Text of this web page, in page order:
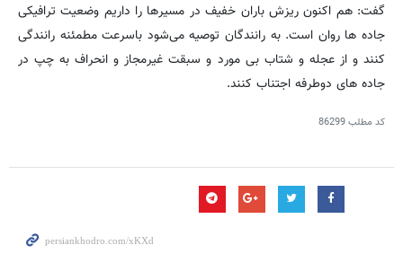
گفت: هم اکنون ریزش باران خفیف در مسیرها را داریم وضعیت ترافیکی
جاده ها روان است. به رانندگان توصیه می‌شود باسرعت مطمئنه رانندگی
کنند و از عجله و شتاب بی مورد و سبقت غیرمجاز و انحراف به چپ در
جاده های دوطرفه اجتناب کنند.
کد مطلب86299